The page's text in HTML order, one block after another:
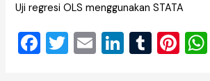
Uji regresi OLS menggunakan STATA
F T E Li T Pi